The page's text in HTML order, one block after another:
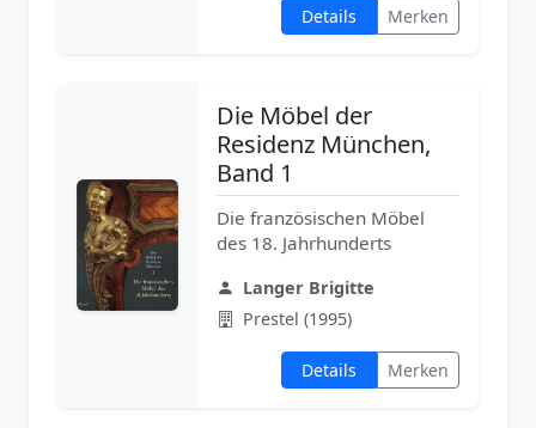
Details Merken
Die Möbel der
Residenz München,
Band 1
Die französischen Möbel
des 18. Jahrhunderts
Langer Brigitte
Prestel (1995)
Details Merken